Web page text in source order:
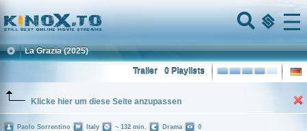
Home
Menu
La Grazia (2025)
0 Playlists
Trailer
Klicke hier um diese Seite anzupassen
Paolo Sorrentino Italy ~ 132 min. Drama 0